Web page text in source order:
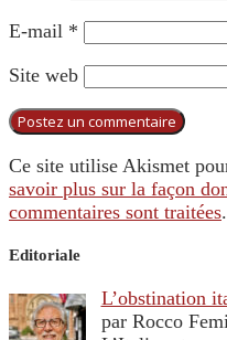
E-mail *
Site web
Ce site utilise Akismet
savoir plus sur la façon
commentaires sont traitées.
Editoriale
L’obstination
par Rocco